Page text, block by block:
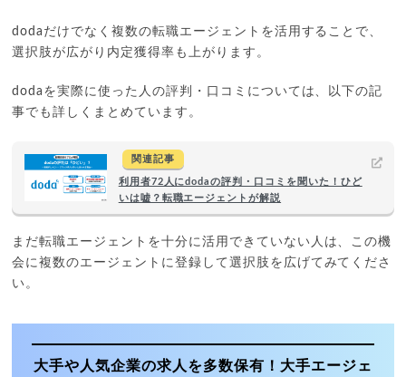
dodaだけでなく複数の転職エージェントを活用することで、
選択肢が広がり内定獲得率も上がります。
dodaを実際に使った人の評判・口コミについては、以下の記
事でも詳しくまとめています。
関連記事
利用者72人にdodaの評判・口コミを聞いた！ひど
いは嘘？転職エージェントが解説
まだ転職エージェントを十分に活用できていない人は、この機
会に複数のエージェントに登録して選択肢を広げてみてくださ
い。
大手や人気企業の求人を多数保有！大手エージェ